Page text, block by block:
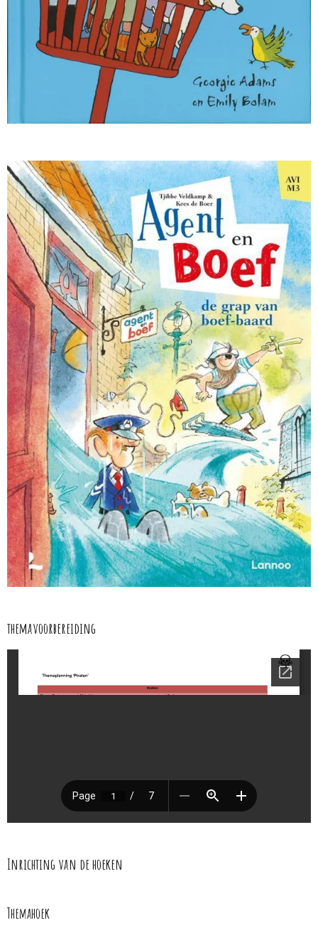
themavoorbereiding
Inrichting van de hoeken
Themahoek